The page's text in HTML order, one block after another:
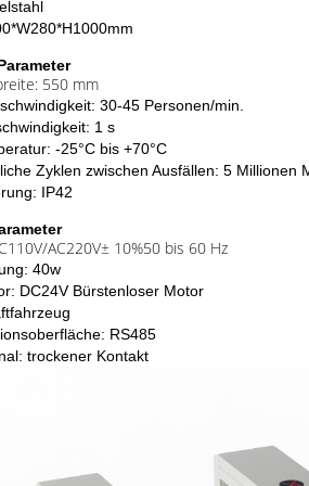
550 mm
30-45 Personen/min.
1 s
-25°C bis +70°C
Zyklen zwischen Ausfällen: 5 Millionen
IP42
AC220V± 10%50 bis 60 Hz
40w
DC24V Bürstenloser Motor
RS485
trockener Kontakt